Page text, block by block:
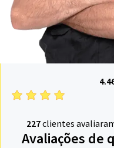
227clientes
Avaliações de